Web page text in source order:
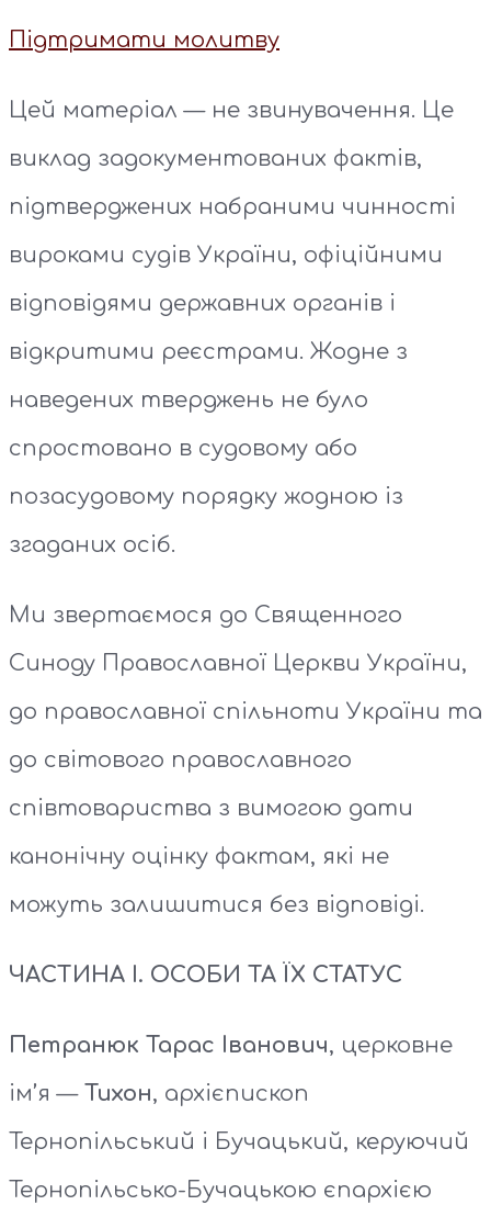
Підтримати молитву
Цей матеріал — не звинувачення. Це
виклад задокументованих фактів,
підтверджених набраними чинності
вироками судів України, офіційними
відповідями державних органів і
відкритими реєстрами. Жодне з
наведених тверджень не було
спростовано в судовому або
позасудовому порядку жодною із
згаданих осіб.
Ми звертаємося до Священного
Синоду Православної Церкви України,
до православної спільноти України та
до світового православного
співтовариства з вимогою дати
канонічну оцінку фактам, які не
можуть залишитися без відповіді.
ЧАСТИНА І. ОСОБИ ТА ЇХ СТАТУС
Петранюк Тарас Іванович, церковне
ім’я — Тихон, архієпископ
Тернопільський і Бучацький, керуючий
Тернопільсько-Бучацькою єпархією